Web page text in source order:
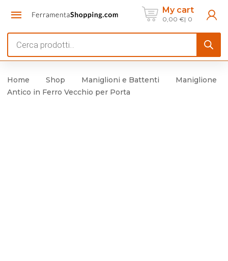
My cart
0,00 € 0
search
Home Shop Maniglioni e Battenti
Maniglione
Antico in Ferro Vecchio per Porta